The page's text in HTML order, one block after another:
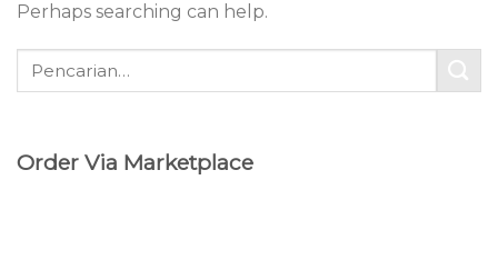
Perhaps searching can help.
Order Via Marketplace